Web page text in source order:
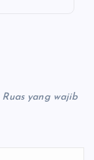
Ruas yang wajib